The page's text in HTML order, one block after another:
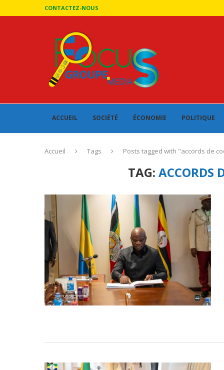
CONTACTEZ-NOUS
ACCUEIL SOCIÉTÉ ÉCONOMIE POLITIQUE
Accueil Tags Posts tagged with "accords de
TAG: ACCORDS